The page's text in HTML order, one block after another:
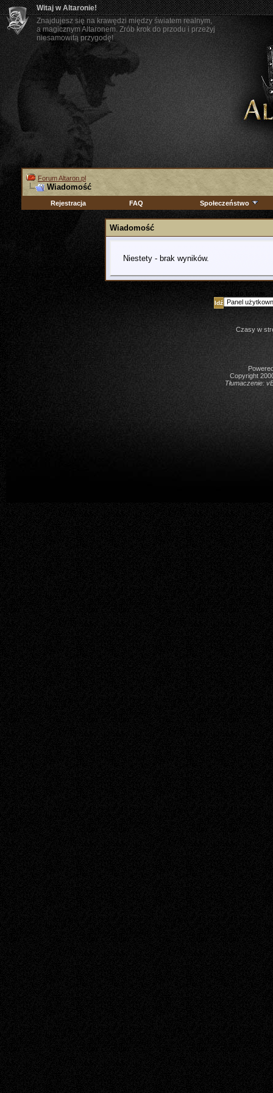
Witaj w Altaronie!
Znajdujesz się na krawędzi między światem realnym,
a magicznym Altaronem. Zrób krok do przodu i przeżyj
niesamowitą przygodę!
Forum Altaron.pl
Wiadomość
Rejestracja FAQ Społeczeństwo
Wiadomość
Niestety - brak wyników.
Skocz do forum
Czasy w
Copyright
Tłumaczenie: